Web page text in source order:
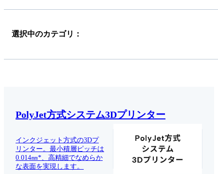
選択中のカテゴリ：
PolyJet方式システム3Dプリンター
インクジェット方式の3Dプ
リンター。最小積層ピッチは
0.014㎜*、高精細でなめらか
な表面を実現します。